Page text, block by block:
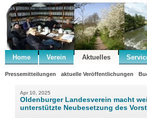
Home Verein Aktuelles
Pressemitteilungen aktuelle Veröffentlichungen
Apr 10, 2025
Oldenburger Landesverein macht
unterstützte Neubesetzung des